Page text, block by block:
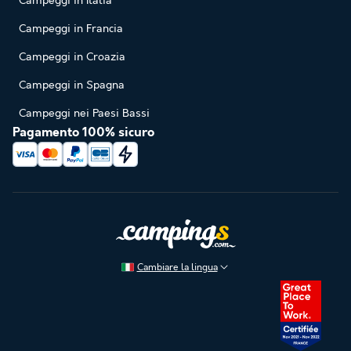
Campeggi in Francia
Campeggi in Croazia
Campeggi in Spagna
Campeggi nei Paesi Bassi
Pagamento 100% sicuro
Cambiare la lingua